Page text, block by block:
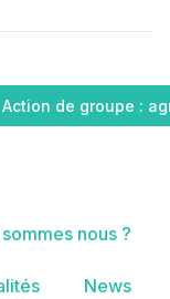
Action de groupe :
nous ?
News